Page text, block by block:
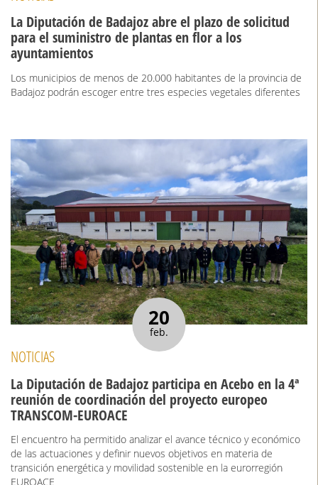
La Diputación de Badajoz abre el plazo de solicitud
para el suministro de plantas en flor a los
ayuntamientos
Los municipios de menos de 20.000 habitantes de la provincia de
Badajoz podrán escoger entre tres especies vegetales diferentes
20
feb.
NOTICIAS
La Diputación de Badajoz participa en Acebo en la 4ª
reunión de coordinación del proyecto europeo
TRANSCOM-EUROACE
El encuentro ha permitido analizar el avance técnico y económico
de las actuaciones y definir nuevos objetivos en materia de
transición energética y movilidad sostenible en la eurorregión
EUROACE